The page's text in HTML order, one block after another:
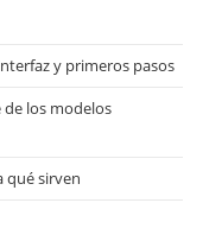
y primeros pasos
de los modelos
qué sirven